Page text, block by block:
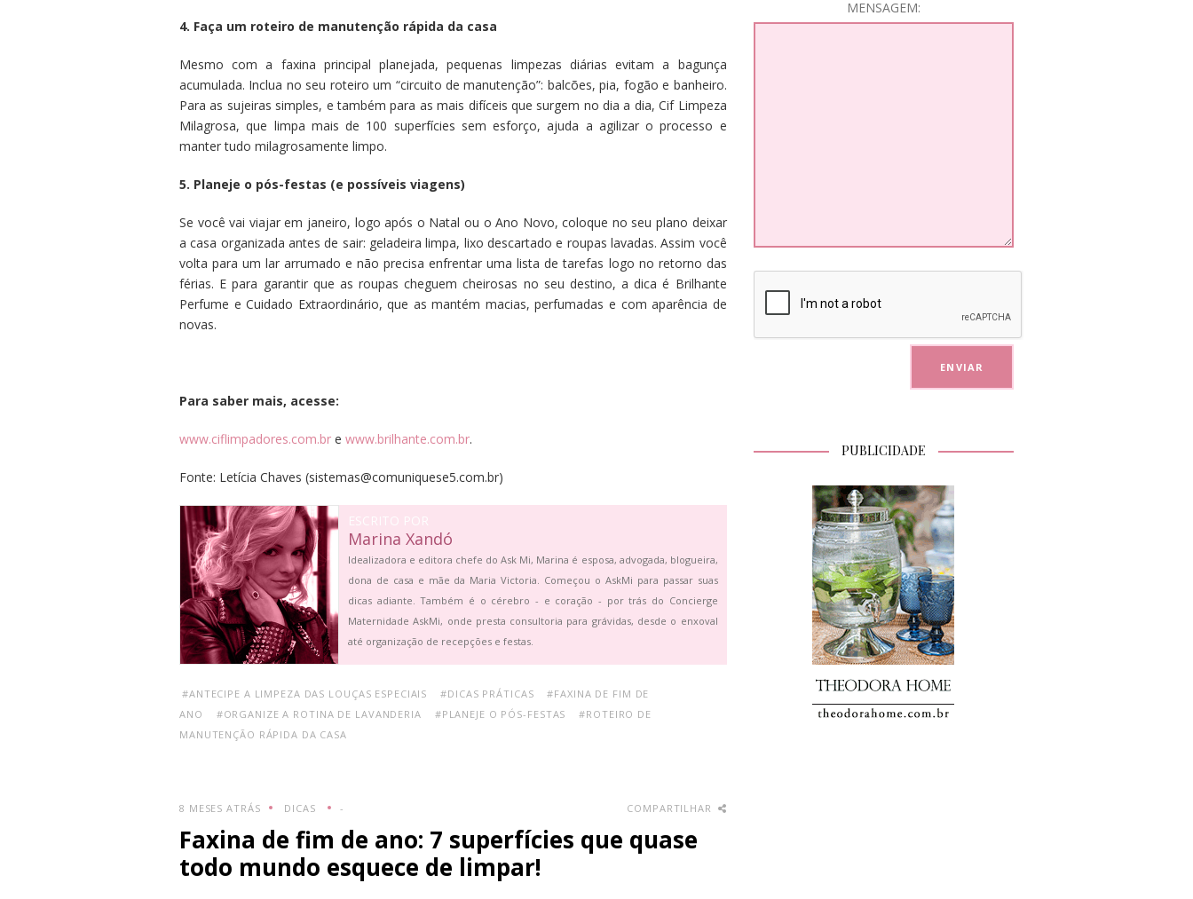
4. Faça um roteiro de manutenção rápida da casa
Mesmo com a faxina principal planejada, pequenas limpezas diárias evitam a bagunça
acumulada. Inclua no seu roteiro um “circuito de manutenção”: balcões, pia, fogão e banheiro.
Para as sujeiras simples, e também para as mais difíceis que surgem no dia a dia, Cif Limpeza
Milagrosa, que limpa mais de 100 superfícies sem esforço, ajuda a agilizar o processo e
manter tudo milagrosamente limpo.
5. Planeje o pós-festas (e possíveis viagens)
Se você vai viajar em janeiro, logo após o Natal ou o Ano Novo, coloque no seu plano deixar
a casa organizada antes de sair: geladeira limpa, lixo descartado e roupas lavadas. Assim você
volta para um lar arrumado e não precisa enfrentar uma lista de tarefas logo no retorno das
férias. E para garantir que as roupas cheguem cheirosas no seu destino, a dica é Brilhante
Perfume e Cuidado Extraordinário, que as mantém macias, perfumadas e com aparência de
novas.
Para saber mais, acesse:
www.ciflimpadores.com.br e www.brilhante.com.br.
Fonte: Letícia Chaves (sistemas@comuniquese5.com.br)
ESCRITO POR
Marina Xandó
Idealizadora e editora chefe do Ask Mi, Marina é esposa, advogada, blogueira,
dona de casa e mãe da Maria Victoria. Começou o AskMi para passar suas
dicas adiante. Também é o cérebro - e coração - por trás do Concierge
Maternidade AskMi, onde presta consultoria para grávidas, desde o enxoval
até organização de recepções e festas.
#ANTECIPE A LIMPEZA DAS LOUÇAS ESPECIAIS #DICAS PRÁTICAS
#FAXINA DE FIM DE
ANO
#ORGANIZE A ROTINA DE LAVANDERIA #PLANEJE O PÓS-FESTAS
#ROTEIRO DE
MANUTENÇÃO RÁPIDA DA CASA
8 MESES ATRÁS DICAS - COMPARTILHAR
Faxina de fim de ano: 7 superfícies que quase
todo mundo esquece de limpar!
MENSAGEM:
PUBLICIDADE